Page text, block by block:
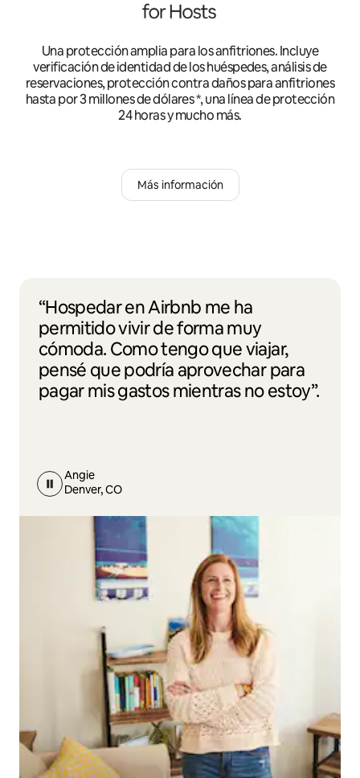
Una protección amplia para los anfitriones. Incluye
verificación de identidad de los huéspedes, análisis de
reservaciones, protección contra daños para anfitriones
hasta por 3 millones de dólares *, una línea de protección
24 horas y mucho más.
Más información
“Hospedar en Airbnb me ha
permitido vivir de forma muy
cómoda. Como tengo que viajar,
pensé que podría aprovechar para
pagar mis gastos mientras no estoy”.
Angie
Denver, CO